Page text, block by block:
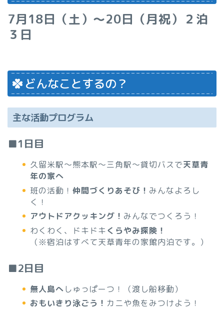
7月18日（土）～20日（月祝）２泊
３日
どんなことするの？
主な活動プログラム
■1日目
久留米駅～熊本駅～三角駅～貸切バスで天草青
年の家へ
班の活動！ 仲間づくりあそび！ みんなよろし
く！
アウトドアクッキング！ みんなでつくろう！
わくわく、ドキドキくらやみ探険！
（※宿泊はすべて天草青年の家館内泊です。）
■2日目
無人島へしゅっぱーつ！（渡し船移動）
おもいきり泳ごう！ カニや魚をみつけよう！